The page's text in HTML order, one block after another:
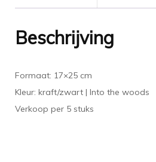
stuks
aantal
Beschrijving
Formaat: 17×25 cm
Kleur: kraft/zwart | Into the woods
Verkoop per 5 stuks